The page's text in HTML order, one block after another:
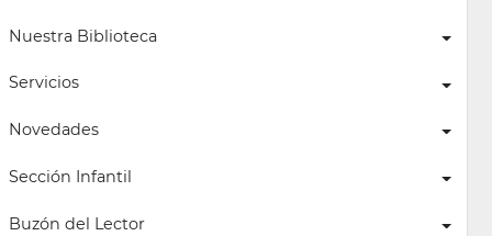
Nuestra Biblioteca
Servicios
Novedades
Sección Infantil
Buzón del Lector